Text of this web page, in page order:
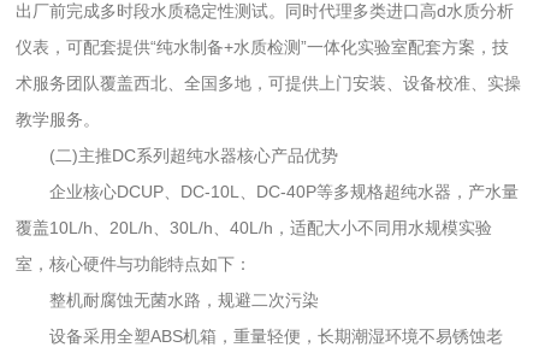
出厂前完成多时段水质稳定性测试。同时代理多类进口高d水质分析
仪表，可配套提供“纯水制备+水质检测”一体化实验室配套方案，技
术服务团队覆盖西北、全国多地，可提供上门安装、设备校准、实操
教学服务。
(二)主推DC系列超纯水器核心产品优势
企业核心DCUP、DC-10L、DC-40P等多规格超纯水器，产水量
覆盖10L/h、20L/h、30L/h、40L/h，适配大小不同用水规模实验
室，核心硬件与功能特点如下：
整机耐腐蚀无菌水路，规避二次污染
设备采用全塑ABS机箱，重量轻便，长期潮湿环境不易锈蚀老